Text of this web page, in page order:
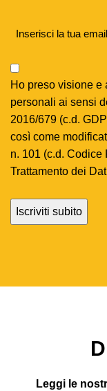
Privacy
Policy
Ho preso visione e
personali ai sensi
2016/679 (c.d.
così come
n. 101 (c.d. Codice
Trattamento dei
Leggi le